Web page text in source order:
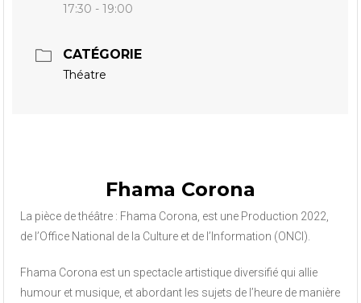
17:30 - 19:00
CATÉGORIE
Théatre
Fhama Corona
La pièce de théâtre : Fhama Corona, est une Production 2022,
de l’Office National de la Culture et de l’Information (ONCI).
Fhama Corona est un spectacle artistique diversifié qui allie
humour et musique, et abordant les sujets de l’heure de manière